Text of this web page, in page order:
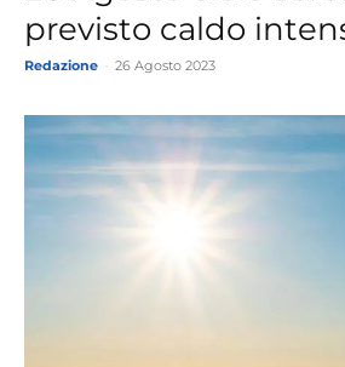
previsto caldo
Redazione 26 Agosto 2023